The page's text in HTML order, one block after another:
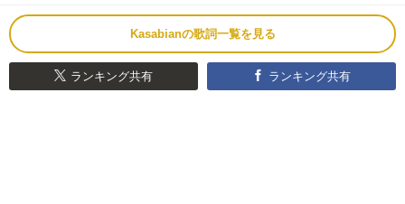
Kasabianの歌詞一覧を見る
ランキング共有 ランキング共有